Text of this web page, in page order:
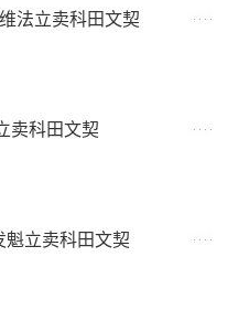
法立卖科田文契
卖科田文契
魁立卖科田文契